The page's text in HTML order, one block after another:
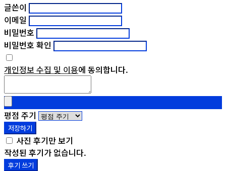
글쓴이
이메일
비밀번호
비밀번호 확인
개인정보 수집 및 이용에 동의합니다.
평점 주기
저장하기
사진 후기만 보기
작성된 후기가 없습니다.
후기 쓰기